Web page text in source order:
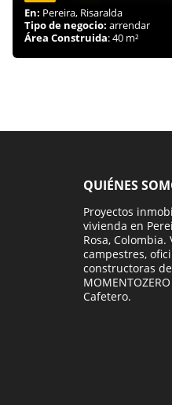
En: Pereira, Risaralda
Tipo de negocio: arrendar
Área Construida: 40 m²
QUIÉNES
Proyectos
vivienda en
Rosa,
campestres,
constructoras
Cafetero.